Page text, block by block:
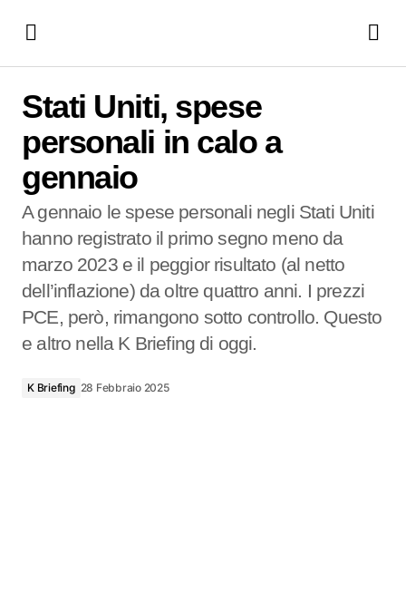
Stati Uniti, spese
personali in calo a
gennaio
A gennaio le spese personali negli Stati Uniti
hanno registrato il primo segno meno da
marzo 2023 e il peggior risultato (al netto
dell’inflazione) da oltre quattro anni. I prezzi
PCE, però, rimangono sotto controllo. Questo
e altro nella K Briefing di oggi.
K Briefing 28 Febbraio 2025